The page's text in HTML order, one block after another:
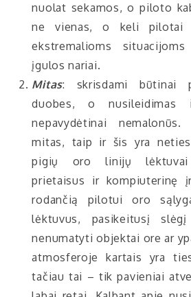
nuolat sekamos, o piloto
ne vienas, o keli pilotai
ekstremalioms
įgulos nariai.
Mitas: skrisdami būtinai
duobes, o nusileidimas
nepavydėtinai
mitas, taip ir šis yra
pigių oro linijų
prietaisus ir kompiuterinę
rodančią pilotui oro
lėktuvus, pasikeitusį
nenumatyti objektai ore ar
atmosferoje kartais yra
tačiau tai – tik pavieniai